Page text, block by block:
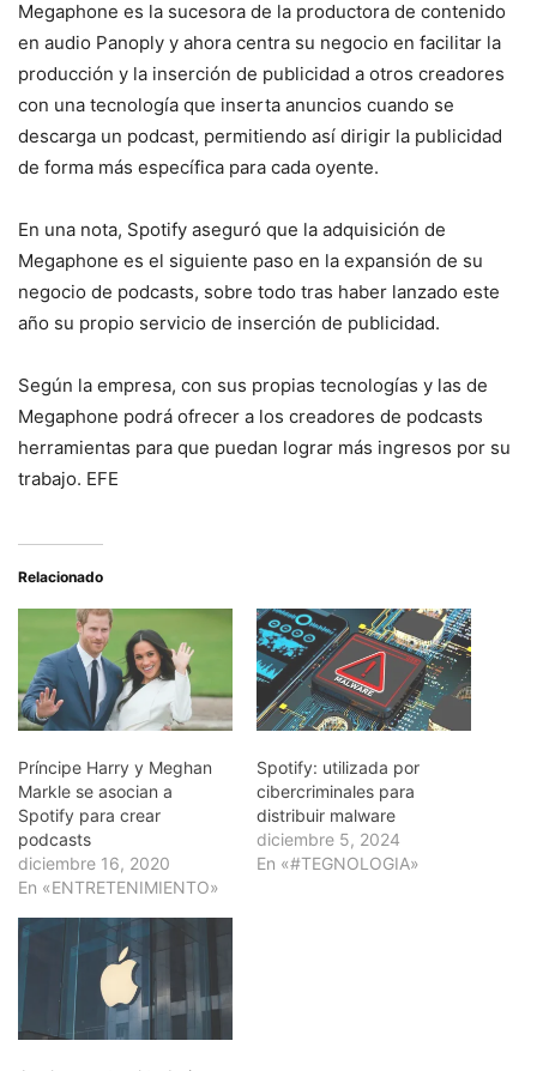
Megaphone es la sucesora de la productora de contenido
en audio Panoply y ahora centra su negocio en facilitar la
producción y la inserción de publicidad a otros creadores
con una tecnología que inserta anuncios cuando se
descarga un podcast, permitiendo así dirigir la publicidad
de forma más específica para cada oyente.
En una nota, Spotify aseguró que la adquisición de
Megaphone es el siguiente paso en la expansión de su
negocio de podcasts, sobre todo tras haber lanzado este
año su propio servicio de inserción de publicidad.
Según la empresa, con sus propias tecnologías y las de
Megaphone podrá ofrecer a los creadores de podcasts
herramientas para que puedan lograr más ingresos por su
trabajo. EFE
Relacionado
Príncipe Harry y Meghan
Markle se asocian a
Spotify para crear
podcasts
diciembre 16, 2020
En «ENTRETENIMIENTO»
Spotify: utilizada por
cibercriminales para
distribuir malware
diciembre 5, 2024
En «#TEGNOLOGIA»